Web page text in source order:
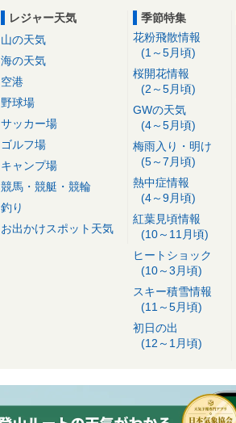
レジャー天気
山の天気
海の天気
空港
野球場
サッカー場
ゴルフ場
キャンプ場
競馬・競艇・競輪
釣り
お出かけスポット天気
季節特集
花粉飛散情報
(1～5月頃)
桜開花情報
(2～5月頃)
GWの天気
(4～5月頃)
梅雨入り・明け
(5～7月頃)
熱中症情報
(4～9月頃)
紅葉見頃情報
(10～11月頃)
ヒートショック
(10～3月頃)
スキー積雪情報
(11～5月頃)
初日の出
(12～1月頃)